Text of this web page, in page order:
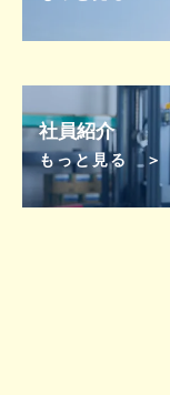
社員紹介
もっと見る ＞